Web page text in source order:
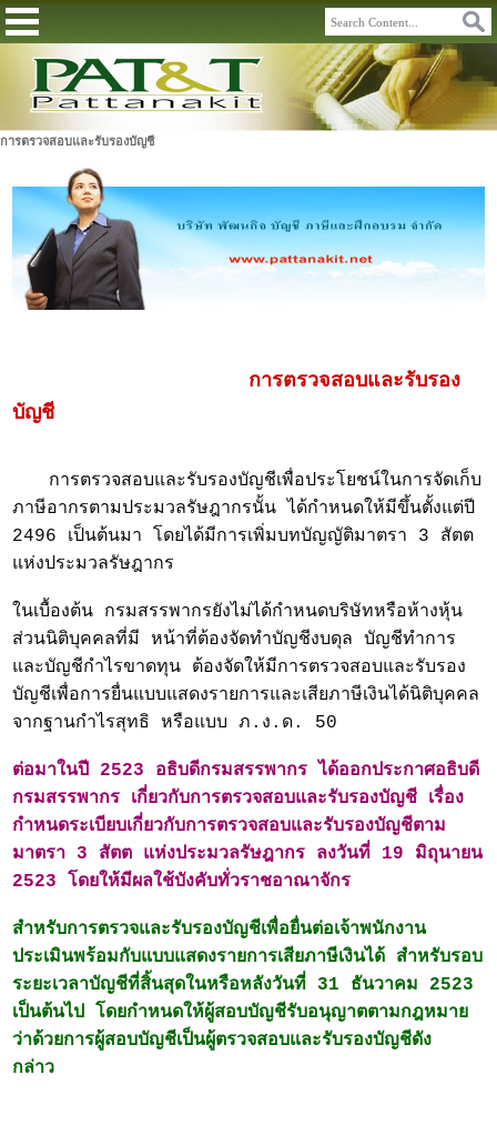
การตรวจสอบและรับรองบัญชี
การตรวจสอบและรับรอง
บัญชี
การตรวจสอบและรับรองบัญชีเพื่อประโยชน์ในการจัดเก็บ
ภาษีอากรตามประมวลรัษฎากรนั้น ได้กำหนดให้มีขึ้นตั้งแต่ปี
2496 เป็นต้นมา โดยได้มีการเพิ่มบทบัญญัติมาตรา 3 สัตต
แห่งประมวลรัษฎากร
ในเบื้องต้น กรมสรรพากรยังไม่ได้กำหนดบริษัทหรือห้างหุ้น
ส่วนนิติบุคคลที่มี หน้าที่ต้องจัดทำบัญชีงบดุล บัญชีทำการ
และบัญชีกำไรขาดทุน ต้องจัดให้มีการตรวจสอบและรับรอง
บัญชีเพื่อการยื่นแบบแสดงรายการและเสียภาษีเงินได้นิติบุคคล
จากฐานกำไรสุทธิ หรือแบบ ภ.ง.ด. 50
ต่อมาในปี 2523 อธิบดีกรมสรรพากร ได้ออกประกาศอธิบดี
กรมสรรพากร เกี่ยวกับการตรวจสอบและรับรองบัญชี เรื่อง
กำหนดระเบียบเกี่ยวกับการตรวจสอบและรับรองบัญชีตาม
มาตรา 3 สัตต แห่งประมวลรัษฎากร ลงวันที่ 19 มิถุนายน
2523 โดยให้มีผลใช้บังคับทั่วราชอาณาจักร
สำหรับการตรวจและรับรองบัญชีเพื่อยื่นต่อเจ้าพนักงาน
ประเมินพร้อมกับแบบแสดงรายการเสียภาษีเงินได้ สำหรับรอบ
ระยะเวลาบัญชีที่สิ้นสุดในหรือหลังวันที่ 31 ธันวาคม 2523
เป็นต้นไป โดยกำหนดให้ผู้สอบบัญชีรับอนุญาตตามกฎหมาย
ว่าด้วยการผู้สอบบัญชีเป็นผู้ตรวจสอบและรับรองบัญชีดัง
กล่าว